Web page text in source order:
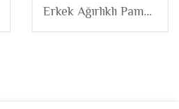
Erkek Ağırlıklı Pamuk
Siyah Astarlı